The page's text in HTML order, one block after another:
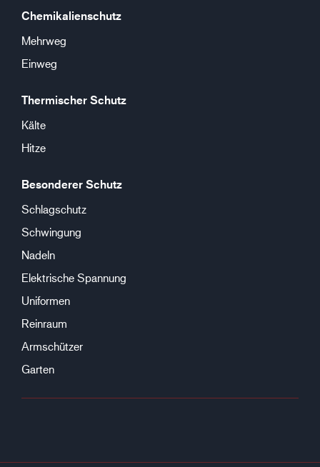
Chemikalienschutz
Mehrweg
Einweg
Thermischer Schutz
Kälte
Hitze
Besonderer Schutz
Schlagschutz
Schwingung
Nadeln
Elektrische Spannung
Uniformen
Reinraum
Armschützer
Garten